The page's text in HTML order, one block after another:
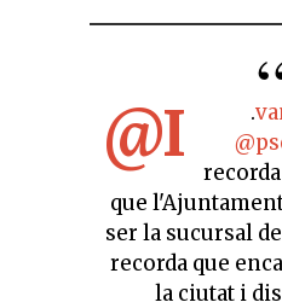
.
@I
que
ser la sucursal
recorda que
la ciutat i